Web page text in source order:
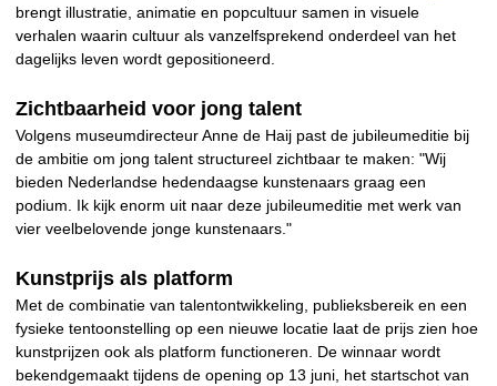
brengt illustratie, animatie en popcultuur samen in visuele
verhalen waarin cultuur als vanzelfsprekend onderdeel van het
dagelijks leven wordt gepositioneerd.
Zichtbaarheid voor jong talent
Volgens museumdirecteur Anne de Haij past de jubileumeditie bij
de ambitie om jong talent structureel zichtbaar te maken: "Wij
bieden Nederlandse hedendaagse kunstenaars graag een
podium. Ik kijk enorm uit naar deze jubileumeditie met werk van
vier veelbelovende jonge kunstenaars."
Kunstprijs als platform
Met de combinatie van talentontwikkeling, publieksbereik en een
fysieke tentoonstelling op een nieuwe locatie laat de prijs zien hoe
kunstprijzen ook als platform functioneren. De winnaar wordt
bekendgemaakt tijdens de opening op 13 juni, het startschot van